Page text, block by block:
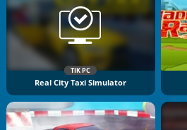
TIK PC
Real City Taxi Simulator